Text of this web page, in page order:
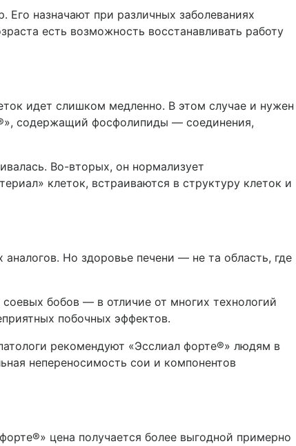
назначают при различных заболеваниях
есть возможность восстанавливать работу
идет слишком медленно. В этом случае и нужен
содержащий фосфолипиды — соединения,
Во-вторых, он нормализует
клеток, встраиваются в структуру клеток и
Но здоровье печени — не та область, где
бобов — в отличие от многих технологий
побочных эффектов.
рекомендуют «Эсслиал форте®» людям в
непереносимость сои и компонентов
цена получается более выгодной примерно